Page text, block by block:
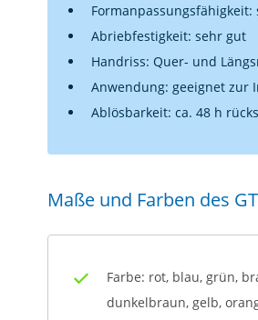
Abriebfestigkeit: sehr gut
Handriss: Quer- und
Anwendung: geeignet zur
Ablösbarkeit: ca. 48 h
Maße und Farben des
Farbe: rot, blau, grün,
dunkelbraun, gelb,